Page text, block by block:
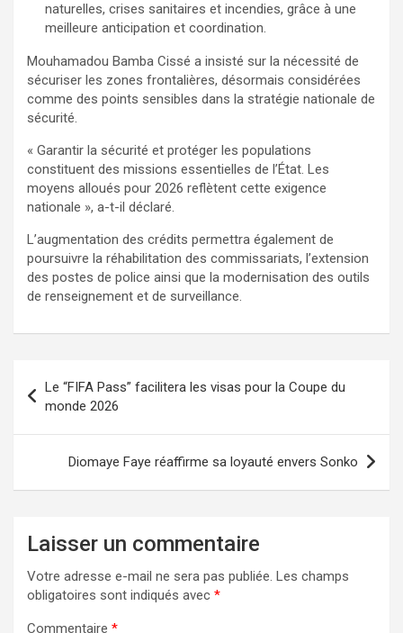
naturelles, crises sanitaires et incendies, grâce à une
meilleure anticipation et coordination.
Mouhamadou Bamba Cissé a insisté sur la nécessité de
sécuriser les zones frontalières, désormais considérées
comme des points sensibles dans la stratégie nationale de
sécurité.
« Garantir la sécurité et protéger les populations
constituent des missions essentielles de l’État. Les
moyens alloués pour 2026 reflètent cette exigence
nationale », a-t-il déclaré.
L’augmentation des crédits permettra également de
poursuivre la réhabilitation des commissariats, l’extension
des postes de police ainsi que la modernisation des outils
de renseignement et de surveillance.
Le “FIFA Pass” facilitera les visas pour la Coupe du
monde 2026
Diomaye Faye réaffirme sa loyauté envers Sonko
Laisser un commentaire
Votre adresse e-mail ne sera pas publiée. Les champs
obligatoires sont indiqués avec *
Commentaire *